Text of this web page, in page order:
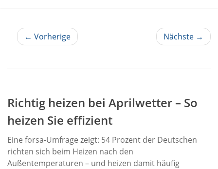
← Vorherige Nächste →
Richtig heizen bei Aprilwetter – So
heizen Sie effizient
Eine forsa-Umfrage zeigt: 54 Prozent der Deutschen
richten sich beim Heizen nach den
Außentemperaturen – und heizen damit häufig